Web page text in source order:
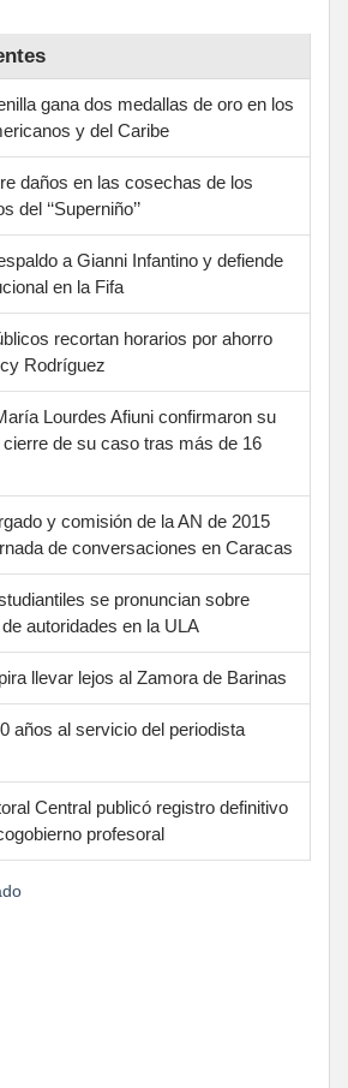
gana dos medallas de oro en los
y del Caribe
daños en las cosechas de los
‘‘Superniño’’
a Gianni Infantino y defiende
en la Fifa
recortan horarios por ahorro
Rodríguez
Lourdes Afiuni confirmaron su
cierre de su caso tras más de 16
y comisión de la AN de 2015
de conversaciones en Caracas
se pronuncian sobre
autoridades en la ULA
llevar lejos al Zamora de Barinas
años al servicio del periodista
Central publicó registro definitivo
profesoral